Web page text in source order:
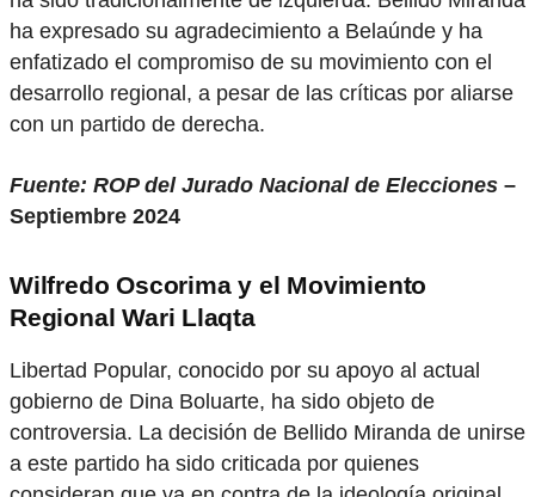
ha expresado su agradecimiento a Belaúnde y ha
enfatizado el compromiso de su movimiento con el
desarrollo regional, a pesar de las críticas por aliarse
con un partido de derecha.
Fuente: ROP del Jurado Nacional de Elecciones –
Septiembre 2024
Wilfredo Oscorima y el Movimiento
Regional Wari Llaqta
Libertad Popular, conocido por su apoyo al actual
gobierno de Dina Boluarte, ha sido objeto de
controversia. La decisión de Bellido Miranda de unirse
a este partido ha sido criticada por quienes